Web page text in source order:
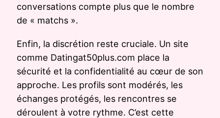
conversations compte plus que le nombre
de « matchs ».
Enfin, la discrétion reste cruciale. Un site
comme Datingat50plus.com place la
sécurité et la confidentialité au cœur de son
approche. Les profils sont modérés, les
échanges protégés, les rencontres se
déroulent à votre rythme. C’est cette